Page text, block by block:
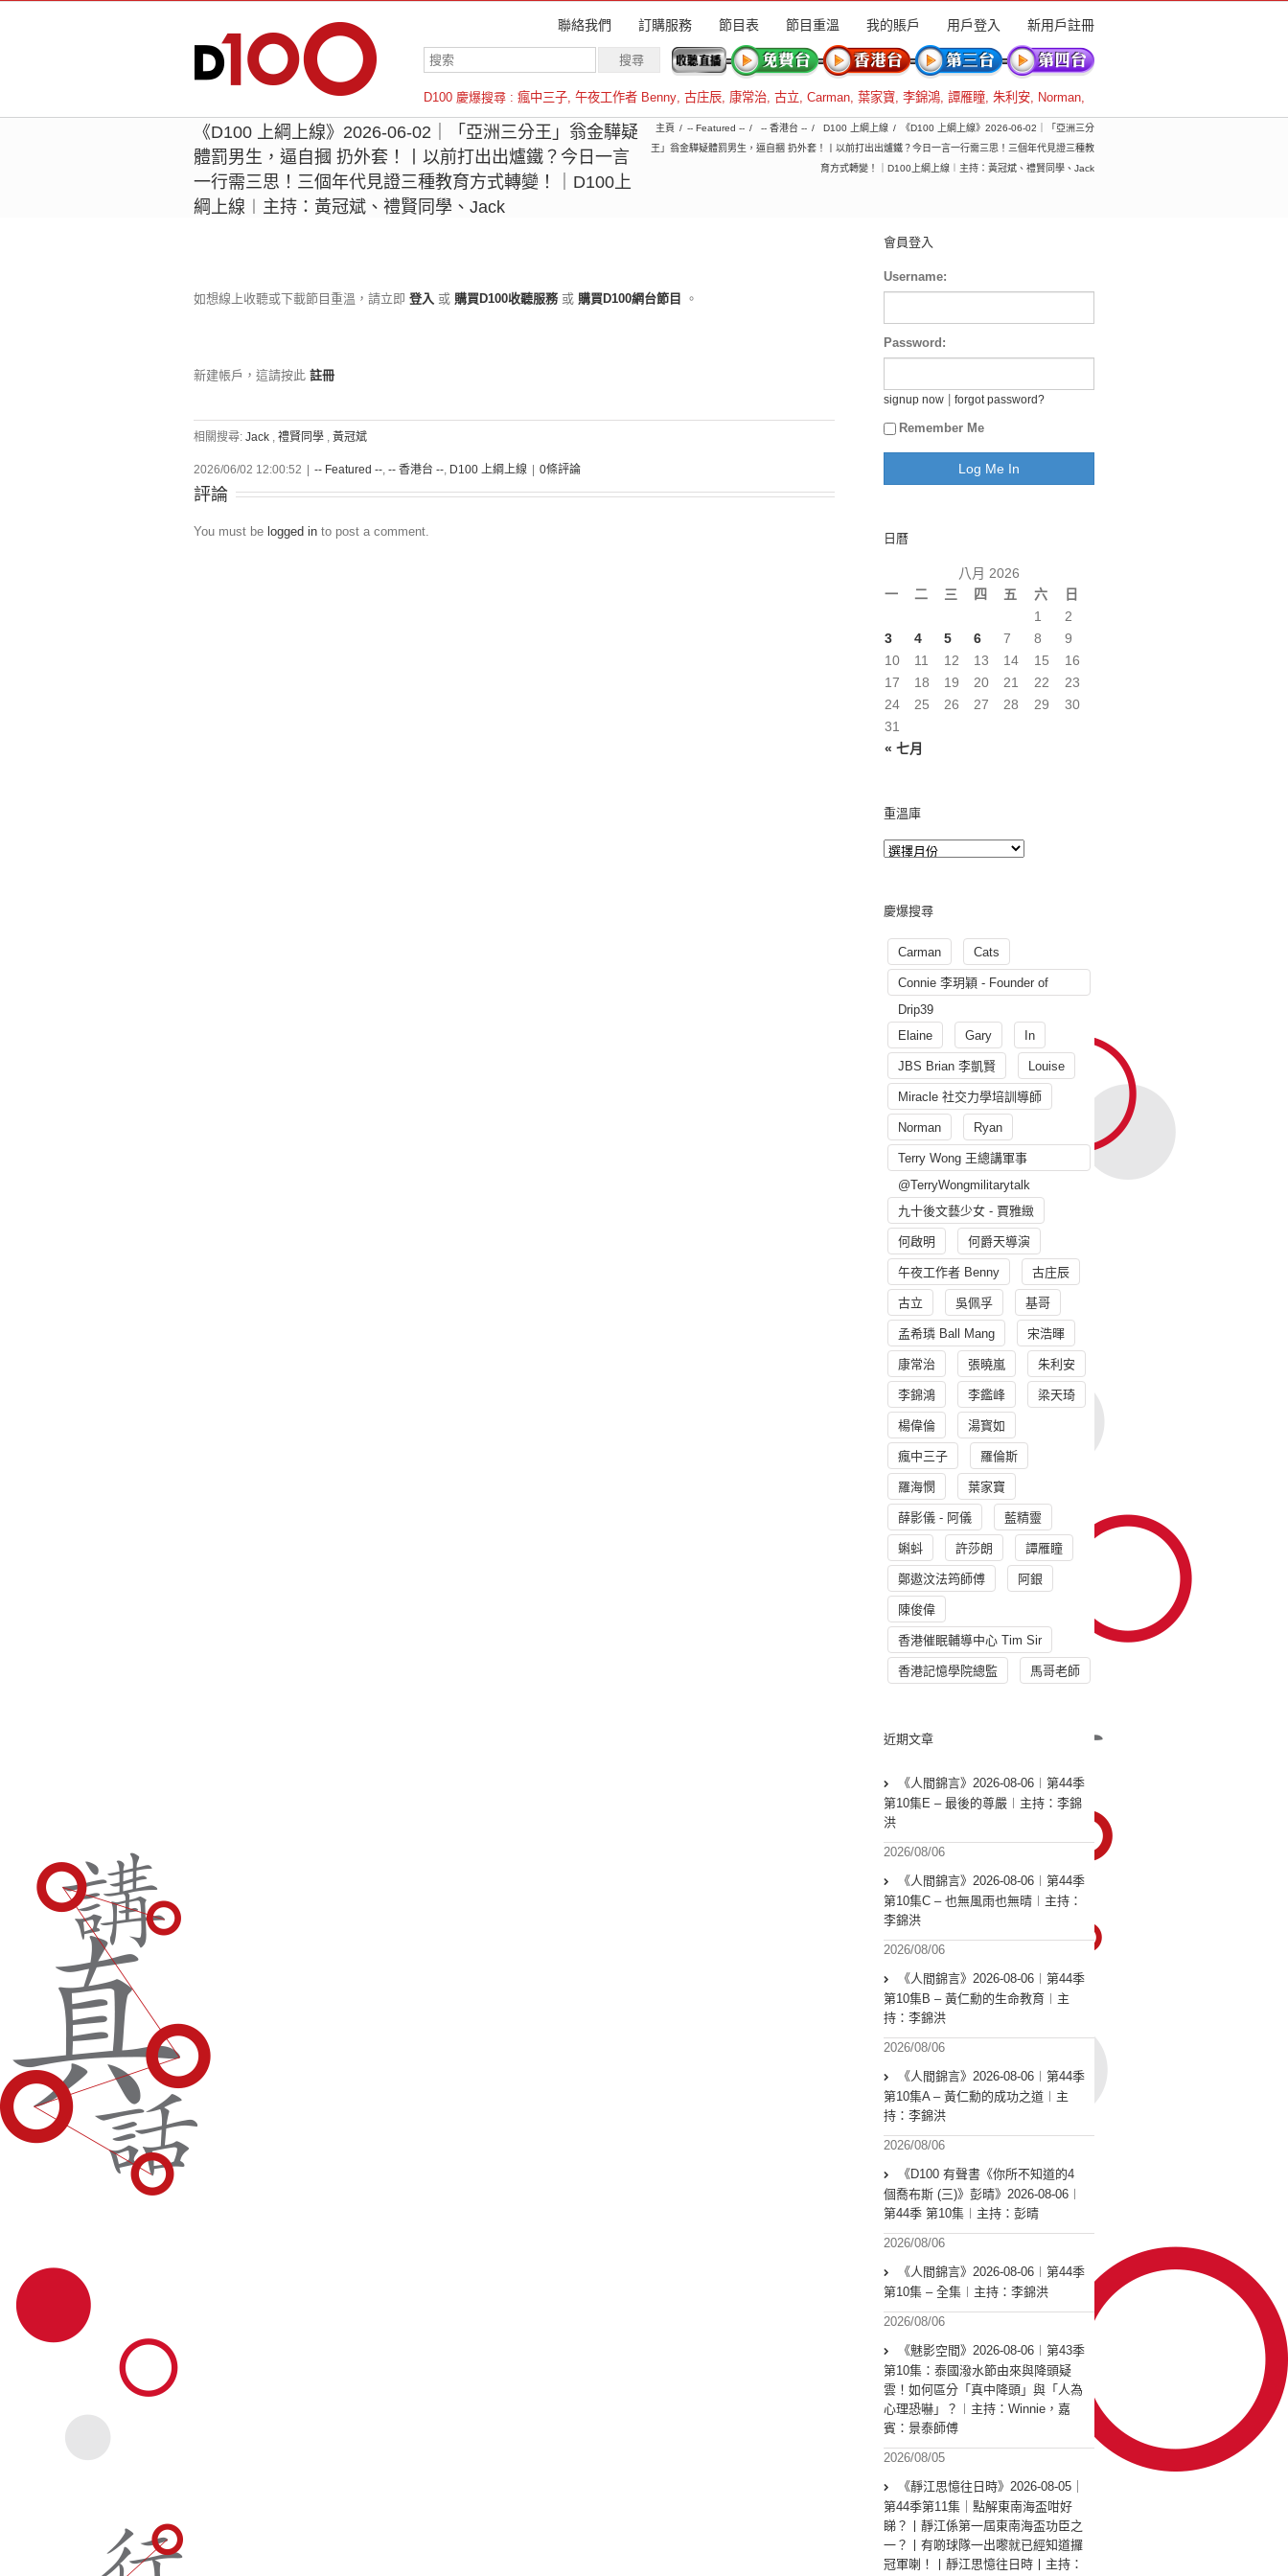
聯絡我們 訂購服務 節目表 節目重溫 我的賬戶 用戶登入 新用戶註冊
D100 慶爆搜尋 : 瘋中三子, 午夜工作者 Benny, 古庄辰, 康常治, 古立, Carman, 葉家寶, 李錦鴻, 譚雁瞳, 朱利安, Norman,
羅倫斯
《D100 上綱上線》2026-06-02｜「亞洲三分王」翁金驊疑
體罰男生，逼自摑 扔外套！丨以前打出出爐鐵？今日一言
一行需三思！三個年代見證三種教育方式轉變！｜D100上
綱上線︱主持：黃冠斌、禮賢同學、Jack
主頁 -- Featured -- -- 香港台 -- D100 上綱上線
《D100 上綱上線》2026-06-02｜「亞洲三分
王」翁金驊疑體罰男生，逼自摑 扔外套！丨以前打出出爐鐵？今日一言一行需三思！三個年代見證三種教
育方式轉變！｜D100上綱上線︱主持：黃冠斌、禮賢同學、Jack
如想線上收聽或下載節目重溫，請立即 登入 或 購買D100收聽服務 或 購買D100網台節目 。
新建帳戶，這請按此 註冊
相關搜尋: Jack , 禮賢同學 , 黃冠斌
2026/06/02 12:00:52 -- Featured --, -- 香港台 --, D100 上綱上線 0條評論
評論
You must be logged in to post a comment.
會員登入
Username:
Password:
signup now forgot password?
Remember Me
日曆
八月 2026
一
二 三 四 五 六 日
« 七月
1
2
3
4 5 6 7 8
9
10
11 12 13 14 15
16
17
18 19 20 21 22
23
24
25 26 27 28 29
30
31
重溫庫
慶爆搜尋
Carman Cats
Connie 李玥穎 - Founder of
Drip39
Elaine
Gary In
JBS Brian 李凱賢 Louise
Miracle 社交力學培訓導師
Norman Ryan
Terry Wong 王總講軍事
@TerryWongmilitarytalk
九十後文藝少女 - 賈雅緻
何啟明 何爵天導演
午夜工作者 Benny 古庄辰
古立 吳佩孚 基哥
孟希璘 Ball Mang 宋浩暉
康常治 張曉嵐 朱利安
李錦鴻 李鑑峰 梁天琦
楊偉倫 湯寳如
瘋中三子 羅倫斯
羅海憫 葉家寶
薛影儀 - 阿儀 藍精靈
蝌蚪 許莎朗 譚雁瞳
鄭遨汶法筠師傅 阿銀
陳俊偉
香港催眠輔導中心 Tim Sir
香港記憶學院總監 馬哥老師
近期文章
《人間錦言》2026-08-06︱第44季
第10集E – 最後的尊嚴︱主持：李錦
洪
2026/08/06
《人間錦言》2026-08-06︱第44季
第10集C – 也無風雨也無晴︱主持：
李錦洪
2026/08/06
《人間錦言》2026-08-06︱第44季
第10集B – 黃仁勳的生命教育︱主
持：李錦洪
2026/08/06
《人間錦言》2026-08-06︱第44季
第10集A – 黃仁勳的成功之道︱主
持：李錦洪
2026/08/06
《D100 有聲書《你所不知道的4
個喬布斯 (三)》彭晴》2026-08-06︱
第44季 第10集︱主持：彭晴
2026/08/06
《人間錦言》2026-08-06︱第44季
第10集 – 全集︱主持：李錦洪
2026/08/06
《魅影空間》2026-08-06︱第43季
第10集：泰國潑水節由來與降頭疑
雲！如何區分「真中降頭」與「人為
心理恐嚇」？︱主持：Winnie，嘉
賓：景泰師傅
2026/08/05
《靜江思憶往日時》2026-08-05｜
第44季第11集｜點解東南海盃咁好
睇？丨靜江係第一屆東南海盃功臣之
一？丨有啲球隊一出嚟就已經知道攞
冠軍喇！丨靜江思憶往日時丨主持：